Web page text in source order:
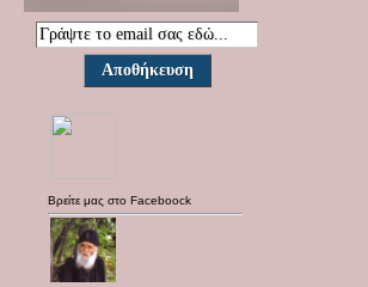
Βρείτε μας στο Faceboock